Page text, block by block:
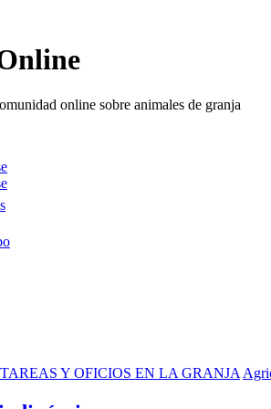
online sobre animales de granja
TAREAS Y OFICIOS EN LA GRANJA